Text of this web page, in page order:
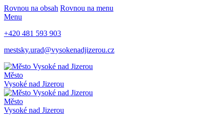
Rovnou na obsah Rovnou na menu
Menu
+420 481 593 903
mestsky.urad@vysokenadjizerou.cz
Město
Vysoké nad Jizerou
Město
Vysoké nad Jizerou